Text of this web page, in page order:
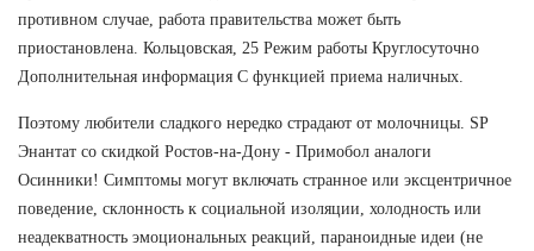
противном случае, работа правительства может быть
приостановлена. Кольцовская, 25 Режим работы Круглосуточно
Дополнительная информация С функцией приема наличных.
Поэтому любители сладкого нередко страдают от молочницы. SP
Энантат со скидкой Ростов-на-Дону - Примобол аналоги
Осинники! Симптомы могут включать странное или эксцентричное
поведение, склонность к социальной изоляции, холодность или
неадекватность эмоциональных реакций, параноидные идеи (не